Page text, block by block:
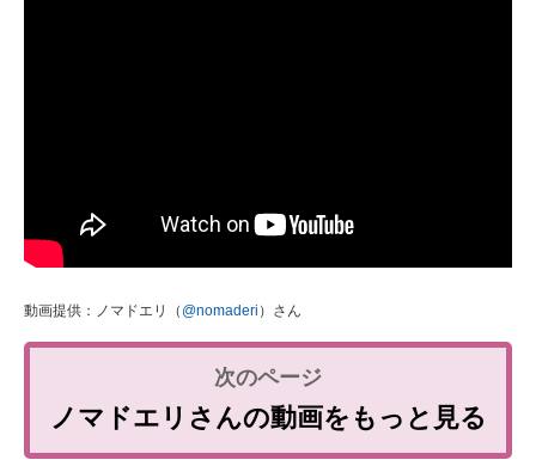
動画提供：ノマドエリ（ @nomaderi ）さん
ノマドエリさんの動画をもっと見る